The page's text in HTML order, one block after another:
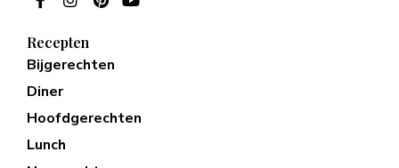
Recepten
Bijgerechten
Diner
Hoofdgerechten
Lunch